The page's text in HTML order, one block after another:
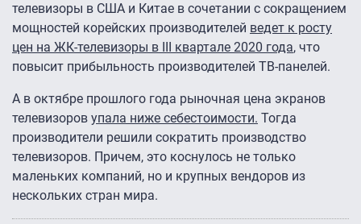
телевизоры в США и Китае в сочетании с сокращением
мощностей корейских производителей ведет к росту
цен на ЖК-телевизоры в III квартале 2020 года, что
повысит прибыльность производителей ТВ-панелей.
А в октябре прошлого года рыночная цена экранов
телевизоров упала ниже себестоимости. Тогда
производители решили сократить производство
телевизоров. Причем, это коснулось не только
маленьких компаний, но и крупных вендоров из
нескольких стран мира.